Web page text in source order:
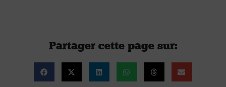
Partager cette page sur :